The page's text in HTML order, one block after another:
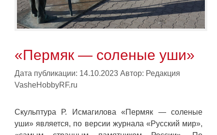
«Пермяк — соленые уши»
Дата публикации: 14.10.2023 Автор: Редакция
VasheHobbyRF.ru
Скульптура Р. Исмагилова «Пермяк — соленые
уши» является, по версии журнала «Русский мир»,